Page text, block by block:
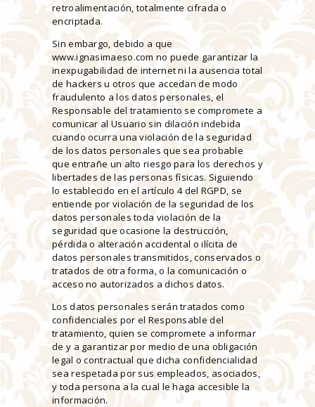
retroalimentación, totalmente cifrada o
encriptada.
Sin embargo, debido a que
www.ignasimaeso.com no puede garantizar la
inexpugabilidad de internet ni la ausencia total
de hackers u otros que accedan de modo
fraudulento a los datos personales, el
Responsable del tratamiento se compromete a
comunicar al Usuario sin dilación indebida
cuando ocurra una violación de la seguridad
de los datos personales que sea probable
que entrañe un alto riesgo para los derechos y
libertades de las personas físicas. Siguiendo
lo establecido en el artículo 4 del RGPD, se
entiende por violación de la seguridad de los
datos personales toda violación de la
seguridad que ocasione la destrucción,
pérdida o alteración accidental o ilícita de
datos personales transmitidos, conservados o
tratados de otra forma, o la comunicación o
acceso no autorizados a dichos datos.
Los datos personales serán tratados como
confidenciales por el Responsable del
tratamiento, quien se compromete a informar
de y a garantizar por medio de una obligación
legal o contractual que dicha confidencialidad
sea respetada por sus empleados, asociados,
y toda persona a la cual le haga accesible la
información.